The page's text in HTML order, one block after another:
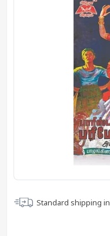
Standard shipping in